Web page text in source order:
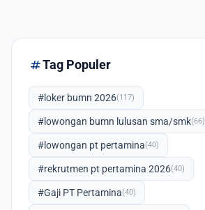
tagTag Populer
#loker bumn 2026(117)
#lowongan bumn lulusan sma/smk(66)
#lowongan pt pertamina(40)
#rekrutmen pt pertamina 2026(40)
#Gaji PT Pertamina(40)